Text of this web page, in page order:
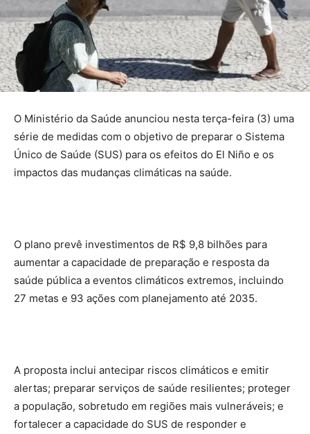
O Ministério da Saúde anunciou nesta terça-feira (3) uma
série de medidas com o objetivo de preparar o Sistema
Único de Saúde (SUS) para os efeitos do El Niño e os
impactos das mudanças climáticas na saúde.
O plano prevê investimentos de R$ 9,8 bilhões para
aumentar a capacidade de preparação e resposta da
saúde pública a eventos climáticos extremos, incluindo
27 metas e 93 ações com planejamento até 2035.
A proposta inclui antecipar riscos climáticos e emitir
alertas; preparar serviços de saúde resilientes; proteger
a população, sobretudo em regiões mais vulneráveis; e
fortalecer a capacidade do SUS de responder e